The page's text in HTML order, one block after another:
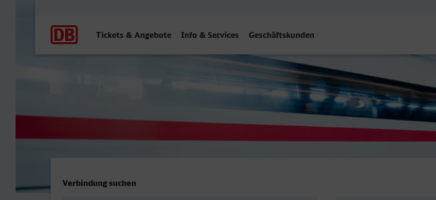
Tickets & Angebote Info & Services Geschäftskunden
Gütersloh Hbf - Saarlouis Hbf
Verbindung suchen